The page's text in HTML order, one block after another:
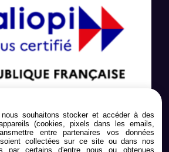
, nous souhaitons stocker et accéder à des
(cookies, pixels dans les emails,
entre partenaires vos données
soient collectées sur ce site ou dans nos
par certains d'entre nous ou obtenues